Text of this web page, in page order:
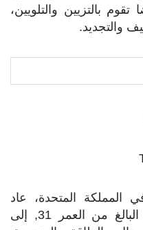
بالتزيين والتلويين،
والتجديد.
المملكة المتحدة، عاد
انغوما، رجل الأعمال الزامبي البالغ من العمر 31, إلى